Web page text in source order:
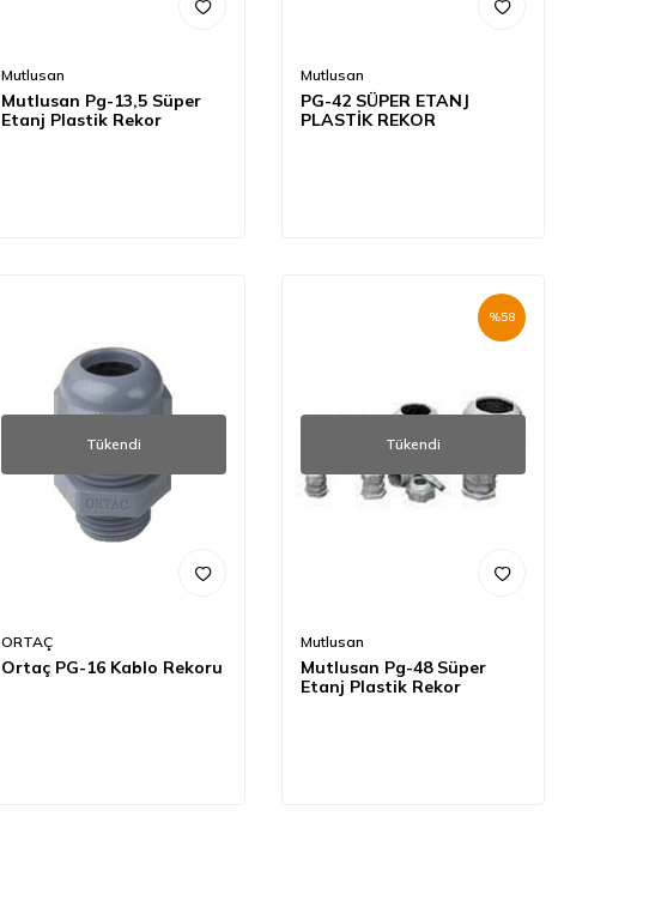
Mutlusan
Mutlusan Pg-13,5 Süper
Etanj Plastik Rekor
Mutlusan
PG-42 SÜPER ETANJ
PLASTİK REKOR
Tükendi
ORTAÇ
Ortaç PG-16 Kablo Rekoru
%58
Tükendi
Mutlusan
Mutlusan Pg-48 Süper
Etanj Plastik Rekor